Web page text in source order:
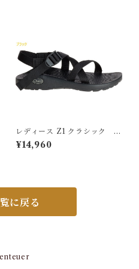
レディース Z1 クラシック
CHACO チャコ
¥14,960
に戻る